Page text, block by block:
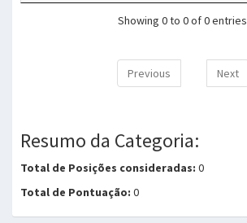
Showing 0 to 0 of 0 entries
Previous Next
Resumo da Categoria:
Total de Posições consideradas: 0
Total de Pontuação: 0